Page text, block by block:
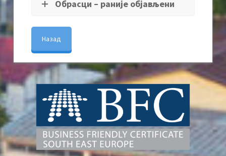
Обрасци – раније објављени
Назад